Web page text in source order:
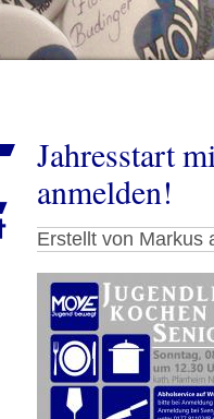
Jahresstart
anmelden!
Erstellt von Markus